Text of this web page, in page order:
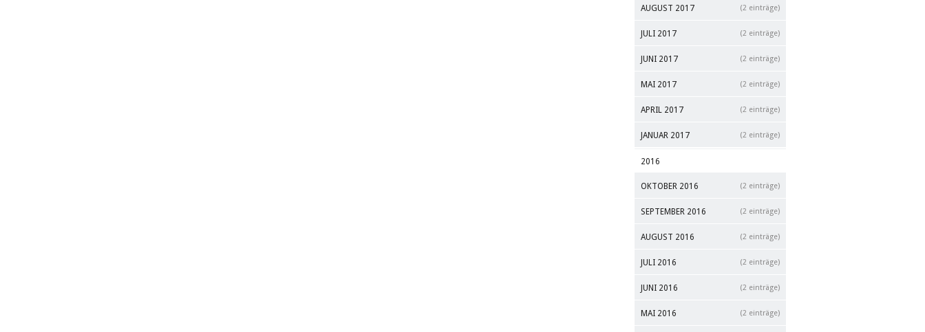
AUGUST 2017 (2 einträge)
JULI 2017 (2 einträge)
JUNI 2017 (2 einträge)
MAI 2017 (2 einträge)
APRIL 2017 (2 einträge)
JANUAR 2017 (2 einträge)
2016
OKTOBER 2016 (2 einträge)
SEPTEMBER 2016 (2 einträge)
AUGUST 2016 (2 einträge)
JULI 2016 (2 einträge)
JUNI 2016 (2 einträge)
MAI 2016 (2 einträge)